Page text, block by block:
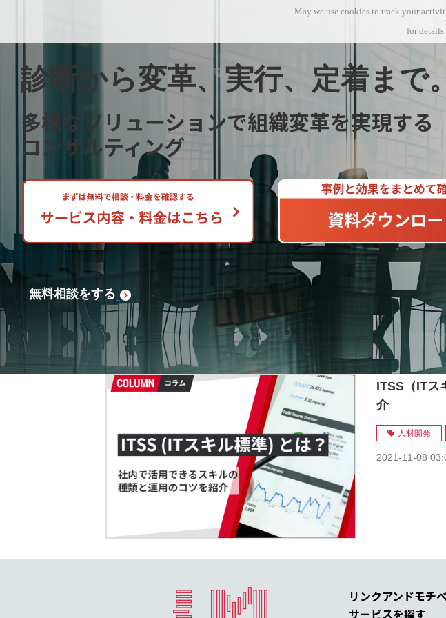
診断から変革、実行、定着まで
多様なソリューションで組織変革を実現する
コンサルティング
無料相談をする
ITSS（ITス
介
人材開発
2021-11-08
リンクアンドモチ
サービスを探す
May we use cookies to track your
for